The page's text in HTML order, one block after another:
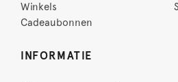
Winkels
Cadeaubonnen
INFORMATIE